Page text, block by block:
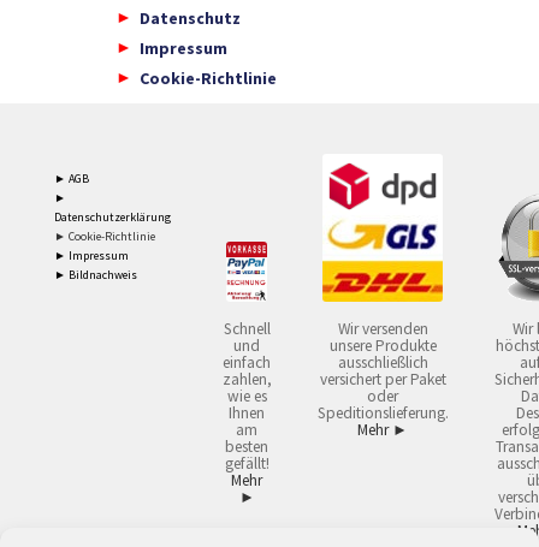
Datenschutz
Impressum
Cookie-Richtlinie
► AGB
►
Datenschutzerklärung
► Cookie-Richtlinie
► Impressum
► Bildnachweis
Schnell
und
einfach
zahlen,
wie es
Ihnen
am
besten
gefällt!
Mehr
►
Wir versenden
unsere Produkte
ausschließlich
versichert per Paket
oder
Speditionslieferung.
Mehr ►
Wir